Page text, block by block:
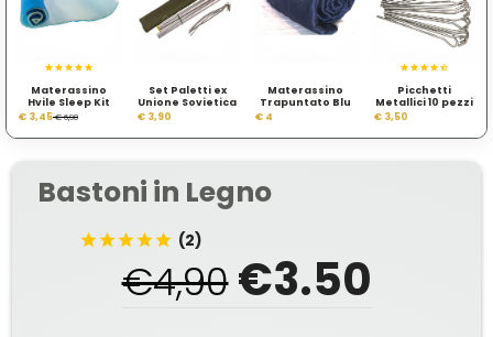
Materassino
Hvile Sleep Kit
€ 3,45€ 6,90
Set Paletti ex
Unione Sovietica
€ 3,90
Materassino
Trapuntato Blu
€ 4
Picchetti
Metallici 10 pezzi
€ 3,50
Bastoni in Legno
(2)
€4,90€3.50